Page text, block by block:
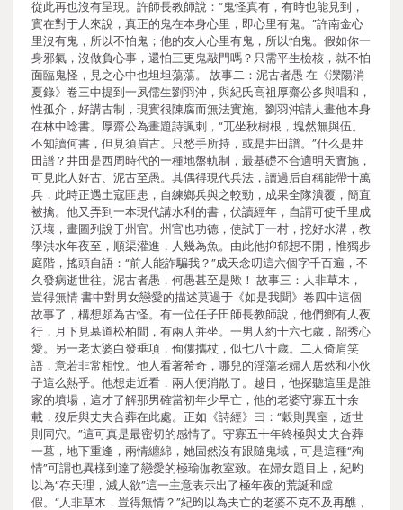
從此再也沒有呈現。許師長教師說：“鬼怪真有，有時也能見到，
實在對于人來說，真正的鬼在本身心里，即心里有鬼。”許南金心
里沒有鬼，所以不怕鬼；他的友人心里有鬼，所以怕鬼。假如你一
身邪氣，沒做負心事，還怕三更鬼敲門嗎？只需平生檢核，就不怕
面臨鬼怪，見之心中也坦坦蕩蕩。 故事二：泥古者愚 在《灤陽消
夏錄》卷三中提到一夙儒生劉羽沖，與紀氏高祖厚齋公多與唱和，
性孤介，好講古制，現實很陳腐而無法實施。劉羽沖請人畫他本身
在林中唸書。厚齋公為畫題詩諷刺，“兀坐秋樹根，塊然無與伍。
不知讀何書，但見須眉古。只愁手所持，或是井田譜。”什么是井
田譜？井田是西周時代的一種地盤軌制，最基礎不合適明天實施，
可見此人好古、泥古至愚。其偶得現代兵法，讀過后自稱能帶十萬
兵，此時正遇土寇匪患，自練鄉兵與之較勁，成果全隊潰覆，簡直
被擒。他又弄到一本現代講水利的書，伏讀經年，自謂可使千里成
沃壤，畫圖列說于州官。州官也功德，使試于一村，挖好水溝，教
學洪水年夜至，順渠灌進，人幾為魚。由此他抑郁想不開，惟獨步
庭階，搖頭自語：“前人能詐騙我？”成天念叨這六個字千百遍，不
久發病逝世往。泥古者愚，何愚甚至是歟！ 故事三：人非草木，
豈得無情 書中對男女戀愛的描述莫過于《如是我聞》卷四中這個
故事了，構想頗為古怪。有一位任子田師長教師說，他們鄉有人夜
行，月下見墓道松柏間，有兩人并坐。一男人約十六七歲，韶秀心
愛。另一老太婆白發垂項，佝僂攜杖，似七八十歲。二人倚肩笑
語，意若非常相悅。他人看著希奇，哪兒的淫蕩老婦人居然和小伙
子這么熱乎。他想走近看，兩人便消散了。越日，他探聽這里是誰
家的墳場，這才了解那男確當初年少早亡，他的老婆守寡五十余
載，歿后與丈夫合葬在此處。正如《詩經》曰：“穀則異室，逝世
則同穴。”這可真是最密切的感情了。守寡五十年終極與丈夫合葬
一墓，地下重逢，兩情纏綿，她固然沒有跟隨鬼域，可是這種“殉
情”可謂也異樣到達了戀愛的極瑜伽教室致。在婦女題目上，紀昀
以為“存天理，滅人欲”這一主意表示出了極年夜的荒誕和虛
假。“人非草木，豈得無情？”紀昀以為夫亡的老婆不克不及再醮，